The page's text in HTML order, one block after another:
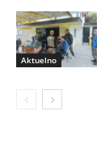
Aktuelno